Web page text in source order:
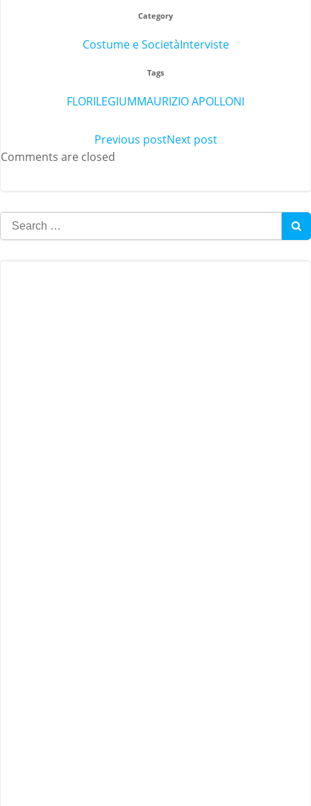
Category
Costume e SocietàInterviste
Tags
FLORILEGIUMMAURIZIO APOLLONI
Post
Previous postPost
Next post
Comments are closed
Search
for: